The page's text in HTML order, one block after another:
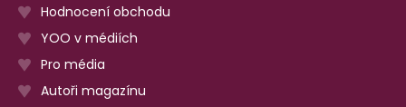
Hodnocení obchodu
YOO v médiích
Pro média
Autoři magazínu